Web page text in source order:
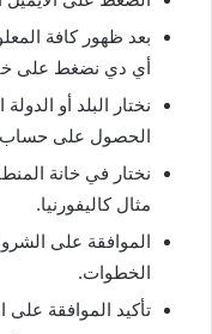
بعد ظهور كافة
أي دي نضغط على
نختار البلد أو
الحصول على حساب
نختار في خانة
مثال كاليفورنيا.
الموافقة على
الخطوات.
تأكيد الموافقة